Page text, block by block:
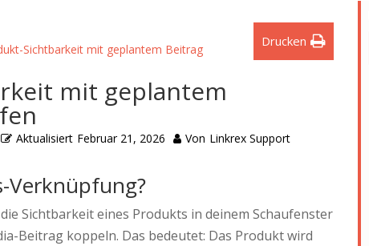
Sichtbarkeit mit geplantem Beitrag
Drucken
mit geplantem
Aktualisiert Februar 21, 2026 Von Linkrex Support
Verknüpfung?
Sichtbarkeit eines Produkts in deinem Schaufenster
Beitrag koppeln. Das bedeutet: Das Produkt wird